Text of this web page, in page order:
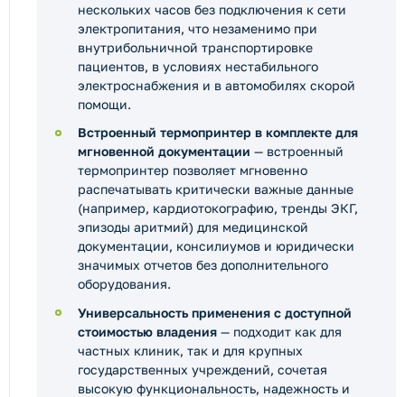
нескольких часов без подключения к сети
электропитания, что незаменимо при
внутрибольничной транспортировке
пациентов, в условиях нестабильного
электроснабжения и в автомобилях скорой
помощи.
Встроенный термопринтер в комплекте для
мгновенной документации — встроенный
термопринтер позволяет мгновенно
распечатывать критически важные данные
(например, кардиотокографию, тренды ЭКГ,
эпизоды аритмий) для медицинской
документации, консилиумов и юридически
значимых отчетов без дополнительного
оборудования.
Универсальность применения с доступной
стоимостью владения — подходит как для
частных клиник, так и для крупных
государственных учреждений, сочетая
высокую функциональность, надежность и